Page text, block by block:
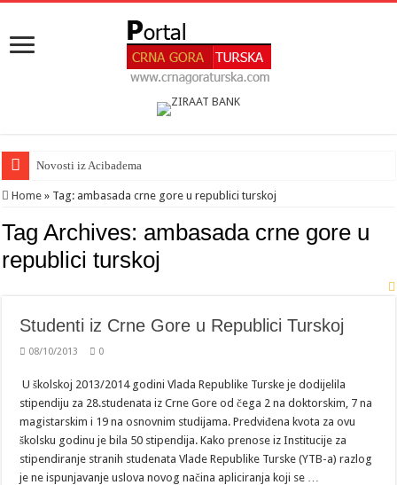
Novosti iz Acibadema
Home » Tag: ambasada crne gore u republici turskoj
Tag Archives: ambasada crne gore u
republici turskoj
Studenti iz Crne Gore u Republici Turskoj
08/10/2013 0
U školskoj 2013/2014 godini Vlada Republike Turske je dodijelila
stipendiju za 28.studenata iz Crne Gore od čega 2 na doktorskim, 7 na
magistarskim i 19 na osnovnim studijama. Predviđena kvota za ovu
školsku godinu je bila 50 stipendija. Kako prenose iz Institucije za
stipendiranje stranih studenata Vlade Republike Turske (YTB-a) razlog
je ne ispunjavanje uslova novog načina apliciranja koji se …